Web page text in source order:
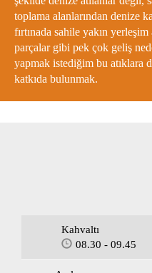
toplama alanlarından denize
fırtınada sahile yakın
parçalar gibi pek çok geliş
yapmak istediğim bu atıklara
katkıda bulunmak.
Kahvaltı
08.30 - 09.45